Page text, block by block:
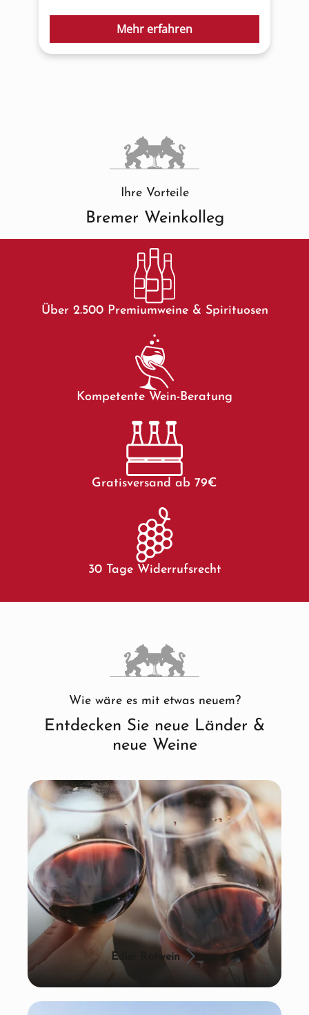
Mehr erfahren
Ihre Vorteile
Bremer Weinkolleg
Über 2.500 Premiumweine & Spirituosen
Kompetente Wein-Beratung
Gratisversand ab 79€
30 Tage Widerrufsrecht
Wie wäre es mit etwas neuem?
Entdecken Sie neue Länder &
neue Weine
Edler Rotwein